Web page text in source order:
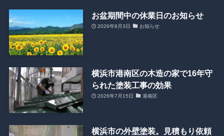
お盆期間中の休業日のお知らせ
2026年8月3日 お知らせ
横浜市港南区の木造の家で16年守
られた塗装工事の効果
2026年7月15日 港南区
横浜市の外壁塗装。見積もり依頼